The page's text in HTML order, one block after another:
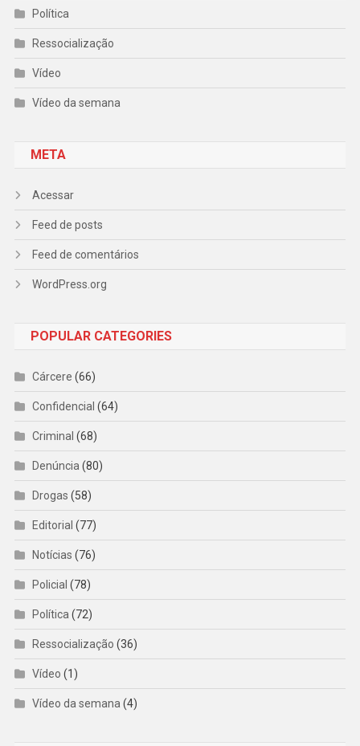
Política
Ressocialização
Vídeo
Vídeo da semana
META
Acessar
Feed de posts
Feed de comentários
WordPress.org
POPULAR CATEGORIES
Cárcere (66)
Confidencial (64)
Criminal (68)
Denúncia (80)
Drogas (58)
Editorial (77)
Notícias (76)
Policial (78)
Política (72)
Ressocialização (36)
Vídeo (1)
Vídeo da semana (4)